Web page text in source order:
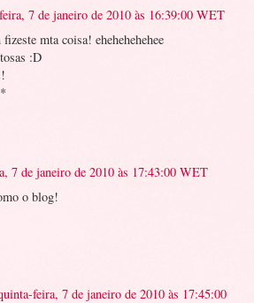
7 de janeiro de 2010 às 16:39:00 WET
mta coisa! ehehehehehee
:D
7 de janeiro de 2010 às 17:43:00 WET
o blog!
feira, 7 de janeiro de 2010 às 17:45:00